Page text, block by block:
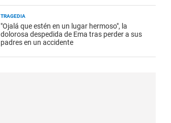
TRAGEDIA
"Ojalá que estén en un lugar hermoso", la
dolorosa despedida de Ema tras perder a sus
padres en un accidente